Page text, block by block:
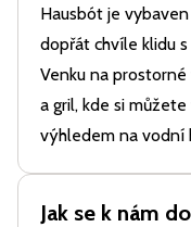
Hausbót je
dopřát chvíle klidu
Venku na
a gril, kde si
výhledem na vodní
Jak se k nám